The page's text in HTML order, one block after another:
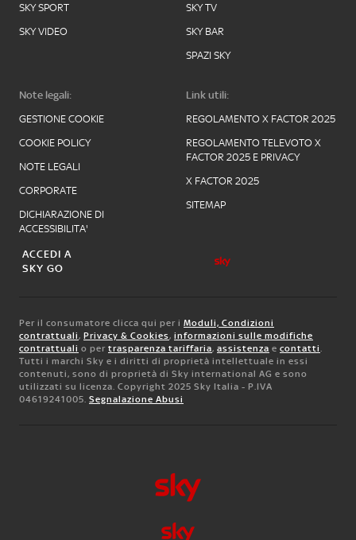
SKY SPORT
SKY VIDEO
SKY TV
SKY BAR
SPAZI SKY
Note legali:
GESTIONE COOKIE
COOKIE POLICY
NOTE LEGALI
CORPORATE
DICHIARAZIONE DI
ACCESSIBILITA'
Link utili:
REGOLAMENTO X FACTOR 2025
REGOLAMENTO TELEVOTO X
FACTOR 2025 E PRIVACY
X FACTOR 2025
SITEMAP
ACCEDI A
SKY GO
Per il consumatore clicca qui per i Moduli, Condizioni
contrattuali, Privacy & Cookies, informazioni sulle modifiche
contrattuali o per trasparenza tariffaria, assistenza e contatti.
Tutti i marchi Sky e i diritti di proprietà intellettuale in essi
contenuti, sono di proprietà di Sky international AG e sono
utilizzati su licenza. Copyright 2025 Sky Italia - P.IVA
04619241005. Segnalazione Abusi